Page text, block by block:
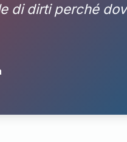
di dirti perché